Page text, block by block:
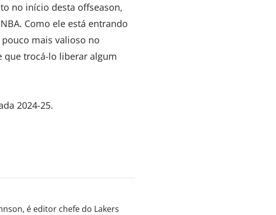
no início desta offseason,
Como ele está entrando
mais valioso no
que trocá-lo liberar algum
2024-25.
é editor chefe do Lakers